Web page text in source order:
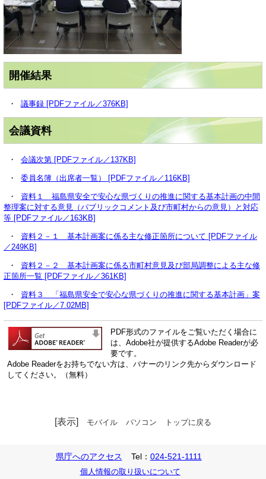
開催結果
・ 議事録 [PDFファイル／376KB]
会議資料
・ 会議次第 [PDFファイル／137KB]
・ 委員名簿（出席者一覧） [PDFファイル／116KB]
・ 資料１ 福島県安全で安心な県づくりの推進に関する基本計画の中間
整理案に対する意見（パブリックコメント及び市町村からの意見）と対応
等 [PDFファイル／163KB]
・ 資料２－１ 基本計画案に係る主な修正箇所について [PDFファイル
／249KB]
・ 資料２－２ 基本計画案に係る市町村意見及び部局調整による主な修
正箇所一覧 [PDFファイル／361KB]
・ 資料３ 「福島県安全で安心な県づくりの推進に関する基本計画」案
[PDFファイル／7.02MB]
PDF形式のファイルをご覧いただく場合に
は、Adobe社が提供するAdobe Readerが必
要です。
Adobe Readerをお持ちでない方は、バナーのリンク先からダウンロード
してください。（無料）
[表示] モバイル パソコン トップに戻る
県庁へのアクセス Tel： 024-521-1111
個人情報の取り扱いについて